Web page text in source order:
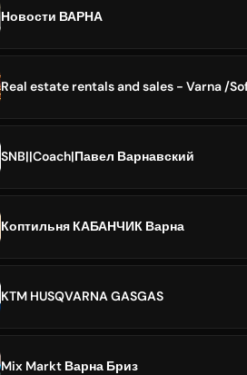
Новости ВАРНА
Real estate rentals and sales - Varna /
SNB||Coach|Павел Варнавский
Коптильня КАБАНЧИК Варна
KTM HUSQVARNA GASGAS
Mix Markt Варна Бриз